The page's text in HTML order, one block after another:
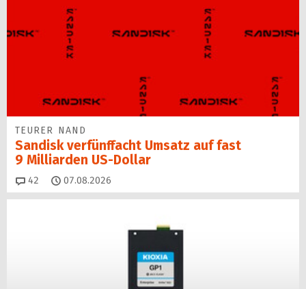
TEURER NAND
Sandisk verfünffacht Umsatz auf fast
9 Milliarden US-Dollar
42 Kommentare
07.08.2026